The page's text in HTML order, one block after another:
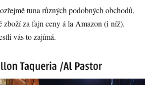
tuna různých podobných obchodů,
zboží za fajn ceny á la Amazon (i níž).
vás to zajímá.